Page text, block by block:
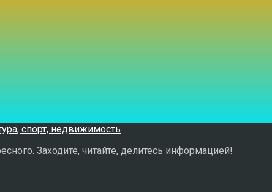
Заходите, читайте, делитесь информацией!